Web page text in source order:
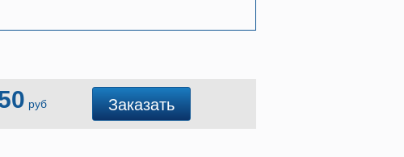
руб Заказать